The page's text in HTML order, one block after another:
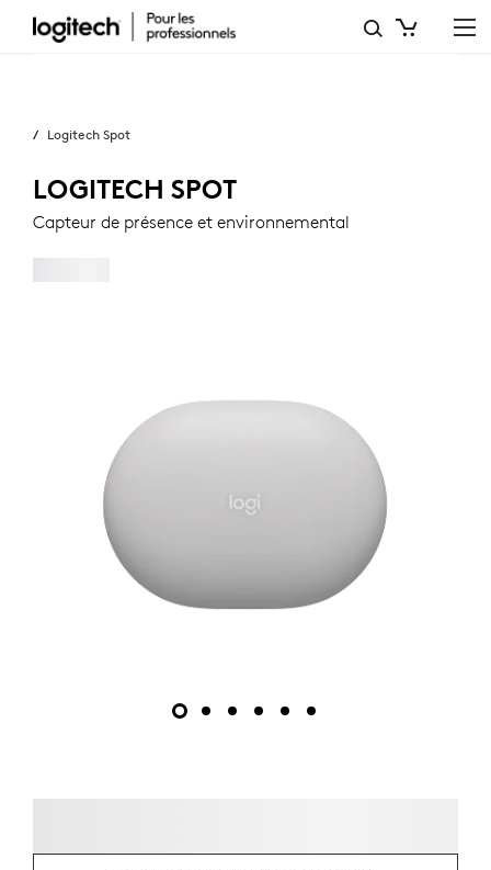
CAPTEUR
ET
ENVIRONNEMENTAL
LOGITECH
SPOT
Logitech Spot
LOGITECH SPOT
Capteur de présence et environnemental